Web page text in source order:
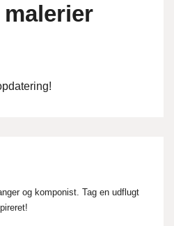
og komponist. Tag en udflugt